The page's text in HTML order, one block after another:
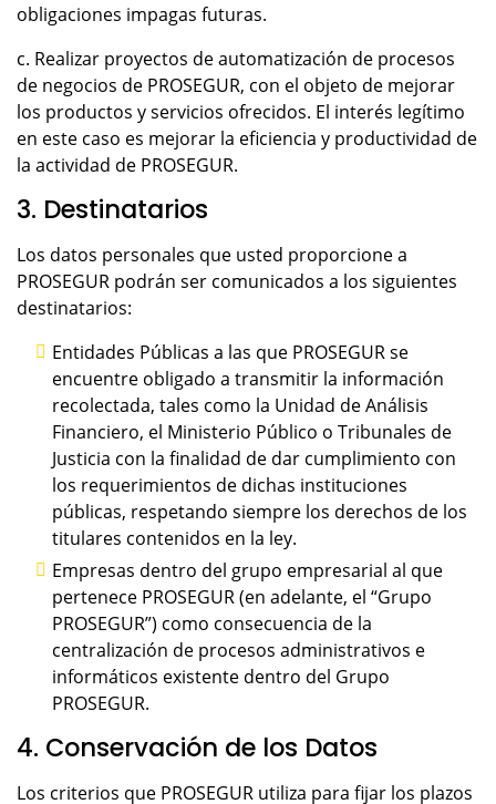
obligaciones impagas futuras.
c. Realizar proyectos de automatización de procesos
de negocios de PROSEGUR, con el objeto de mejorar
los productos y servicios ofrecidos. El interés legítimo
en este caso es mejorar la eficiencia y productividad de
la actividad de PROSEGUR.
3. Destinatarios
Los datos personales que usted proporcione a
PROSEGUR podrán ser comunicados a los siguientes
destinatarios:
Entidades Públicas a las que PROSEGUR se
encuentre obligado a transmitir la información
recolectada, tales como la Unidad de Análisis
Financiero, el Ministerio Público o Tribunales de
Justicia con la finalidad de dar cumplimiento con
los requerimientos de dichas instituciones
públicas, respetando siempre los derechos de los
titulares contenidos en la ley.
Empresas dentro del grupo empresarial al que
pertenece PROSEGUR (en adelante, el “Grupo
PROSEGUR”) como consecuencia de la
centralización de procesos administrativos e
informáticos existente dentro del Grupo
PROSEGUR.
4. Conservación de los Datos
Los criterios que PROSEGUR utiliza para fijar los plazos